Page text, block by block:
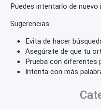
Puedes intentarlo de
Sugerencias:
Evita de hacer
Asegúrate de que tu
Prueba con diferentes
Intenta con más